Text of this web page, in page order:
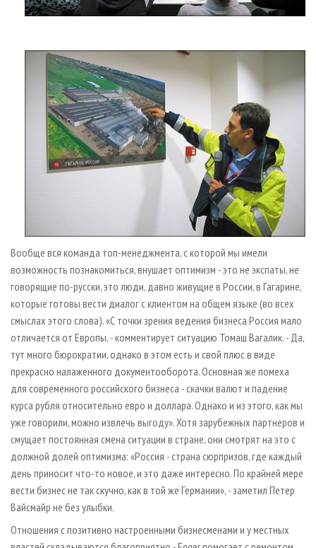
Вообще вся команда топ-менеджмента, с которой мы имели
возможность познакомиться, внушает оптимизм - это не экспаты, не
говорящие по-русски, это люди, давно живущие в России, в Гагарине,
которые готовы вести диалог с клиентом на общем языке (во всех
смыслах этого слова). «С точки зрения ведения бизнеса Россия мало
отличается от Европы, - комментирует ситуацию Томаш Вагалик. - Да,
тут много бюрократии, однако в этом есть и свой плюс в виде
прекрасно налаженного документооборота. Основная же помеха
для современного российского бизнеса - скачки валют и падение
курса рубля относительно евро и доллара. Однако и из этого, как мы
уже говорили, можно извлечь выгоду». Хотя зарубежных партнеров и
смущает постоянная смена ситуации в стране, они смотрят на это с
должной долей оптимизма: «Россия - страна сюрпризов, где каждый
день приносит что-то новое, и это даже интересно. По крайней мере
вести бизнес не так скучно, как в той же Германии», - заметил Петер
Вайсмайр не без улыбки.
Отношения с позитивно настроенными бизнесменами и у местных